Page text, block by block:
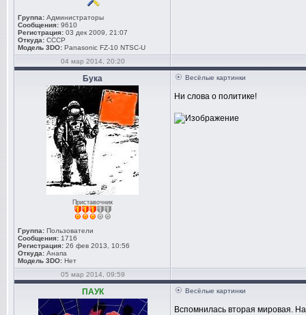
Группа: Администраторы
Сообщения: 9610
Регистрация: 03 дек 2009, 21:07
Откуда: СССР
Модель 3DO: Panasonic FZ-10 NTSC-U
04 мар 2014, 20:20
Бука
Приставочник
Группа: Пользователи
Сообщения: 1716
Регистрация: 26 фев 2013, 10:56
Откуда: Анапа
Модель 3DO: Нет
Весёлые картинки
Ни слова о политике!
05 мар 2014, 09:59
ПАУК Весёлые картинки
Вспомнилась вторая мировая.